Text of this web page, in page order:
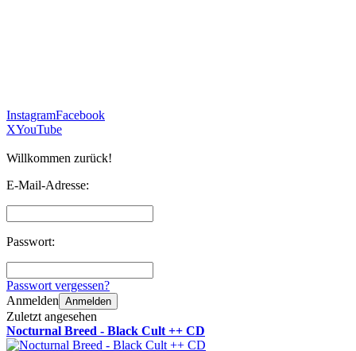
InstagramFacebook
XYouTube
Willkommen zurück!
E-Mail-Adresse:
Passwort:
Passwort vergessen?
Anmelden Anmelden
Zuletzt angesehen
Nocturnal Breed - Black Cult ++ CD